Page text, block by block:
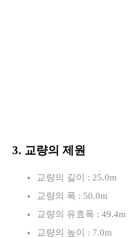
3. 교량의 제원
교량의 길이 : 25.0m
교량의 폭 : 50.0m
교량의 유효폭 : 49.4m
교량의 높이 : 7.0m